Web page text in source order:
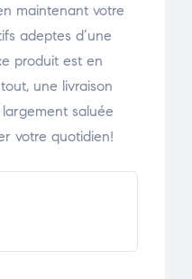
maintenant votre
adeptes d’une
produit est en
une livraison
saluée
votre quotidien!